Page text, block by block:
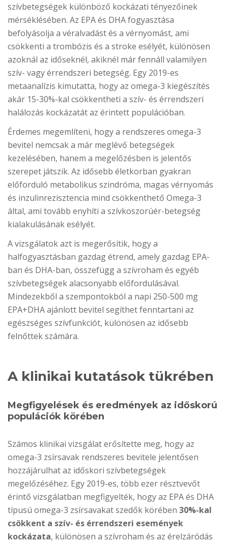
szívbetegségek különböző kockázati tényezőinek
mérséklésében. Az EPA és DHA fogyasztása
befolyásolja a véralvadást és a vérnyomást, ami
csökkenti a trombózis és a stroke esélyét, különösen
azoknál az időseknél, akiknél már fennáll valamilyen
szív- vagy érrendszeri betegség. Egy 2019-es
metaanalízis kimutatta, hogy az omega-3 kiegészítés
akár 15-30%-kal csökkentheti a szív- és érrendszeri
halálozás kockázatát az érintett populációban.
Érdemes megemlíteni, hogy a rendszeres omega-3
bevitel nemcsak a már meglévő betegségek
kezelésében, hanem a megelőzésben is jelentős
szerepet játszik. Az idősebb életkorban gyakran
előforduló metabolikus szindróma, magas vérnyomás
és inzulinrezisztencia mind csökkenthető Omega-3
által, ami tovább enyhíti a szívkoszorúér-betegség
kialakulásának esélyét.
A vizsgálatok azt is megerősítik, hogy a
halfogyasztásban gazdag étrend, amely gazdag EPA-
ban és DHA-ban, összefügg a szívroham és egyéb
szívbetegségek alacsonyabb előfordulásával.
Mindezekből a szempontokból a napi 250-500 mg
EPA+DHA ajánlott bevitel segíthet fenntartani az
egészséges szívfunkciót, különösen az idősebb
felnőttek számára.
A klinikai kutatások tükrében
Megfigyelések és eredmények az időskorú
populációk körében
Számos klinikai vizsgálat erősítette meg, hogy az
omega-3 zsírsavak rendszeres bevitele jelentősen
hozzájárulhat az időskori szívbetegségek
megelőzéséhez. Egy 2019-es, több ezer résztvevőt
érintő vizsgálatban megfigyelték, hogy az EPA és DHA
típusú omega-3 zsírsavakat szedők körében 30%-kal
csökkent a szív- és érrendszeri események
kockázata, különösen a szívroham és az érelzáródás